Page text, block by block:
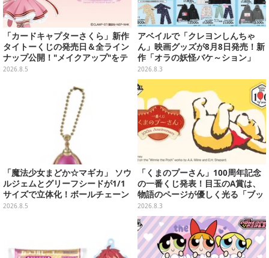
「カードキャプターさくら」新作
タイトーくじの発売日＆全ライン
ナップ公開！"メイクアップ"をテ
ーマに、日常でも使いたくなるア
2026.8.5
アベイルで「クレヨンしんちゃ
ん」映画グッズが8月8日発売！新
作「オラの妖怪バケ～ション」
や、「ヘンダーランド」「暗黒タ
マタマ」などをフィーチャー
2026.8.3
「魔法少女まどか☆マギカ」 ソウ
ルジェムとグリーフシードが1/1
サイズで立体化！ボールチェーン
を外せばフィギュアとして飾れる
2026.8.5
「くまのプーさん」100周年記念
の一番くじ発表！目玉のA賞は、
物語のページが優しく光る「ブッ
クシェイプドライト」
2026.8.3